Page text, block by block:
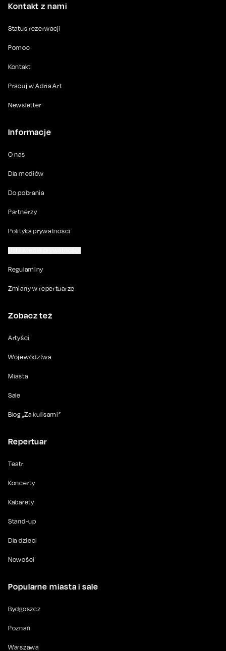
Kontakt z nami
Status rezerwacji
Pomoc
Kontakt
Pracuj w Adria Art
Newsletter
Informacje
O nas
Dla mediów
Do pobrania
Partnerzy
Polityka prywatności
Regulaminy
Zmiany w repertuarze
Zobacz też
Artyści
Województwa
Miasta
Sale
Blog „Za kulisami”
Repertuar
Teatr
Koncerty
Kabarety
Stand-up
Dla dzieci
Nowości
Popularne miasta i sale
Bydgoszcz
Poznań
Warszawa